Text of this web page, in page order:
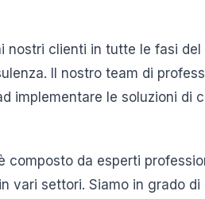
nostri clienti in tutte le fasi del
Il nostro team di
implementare le soluzioni di
composto da esperti
vari settori. Siamo in grado